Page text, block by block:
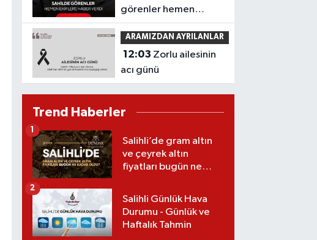
görenler hemen
ekiplere haber verdi!
Şüpheli cismin ne
olduğu ortaya çıktı
ARAMIZDAN AYRILANLAR
12:03
acı günü
Trend Haberler
Salihli’de gram altın
ve çeyrek altın
fiyatları bugün ne
(06.08.2026)
1
Salihli Günlük Hava
Durumu - Günlük ve
Haftalık Tahmin
2